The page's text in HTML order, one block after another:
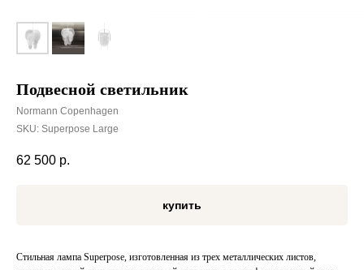
Подвесной светильник
Normann Copenhagen
SKU: Superpose Large
62 500 р.
купить
Стильная лампа Superpose, изготовленная из трех металлических листов,